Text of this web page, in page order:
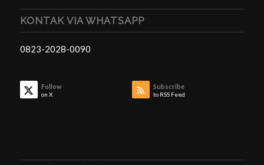
KONTAK VIA WHATSAPP
0823-2028-0090
Follow
on X
Subscribe
to RSS Feed